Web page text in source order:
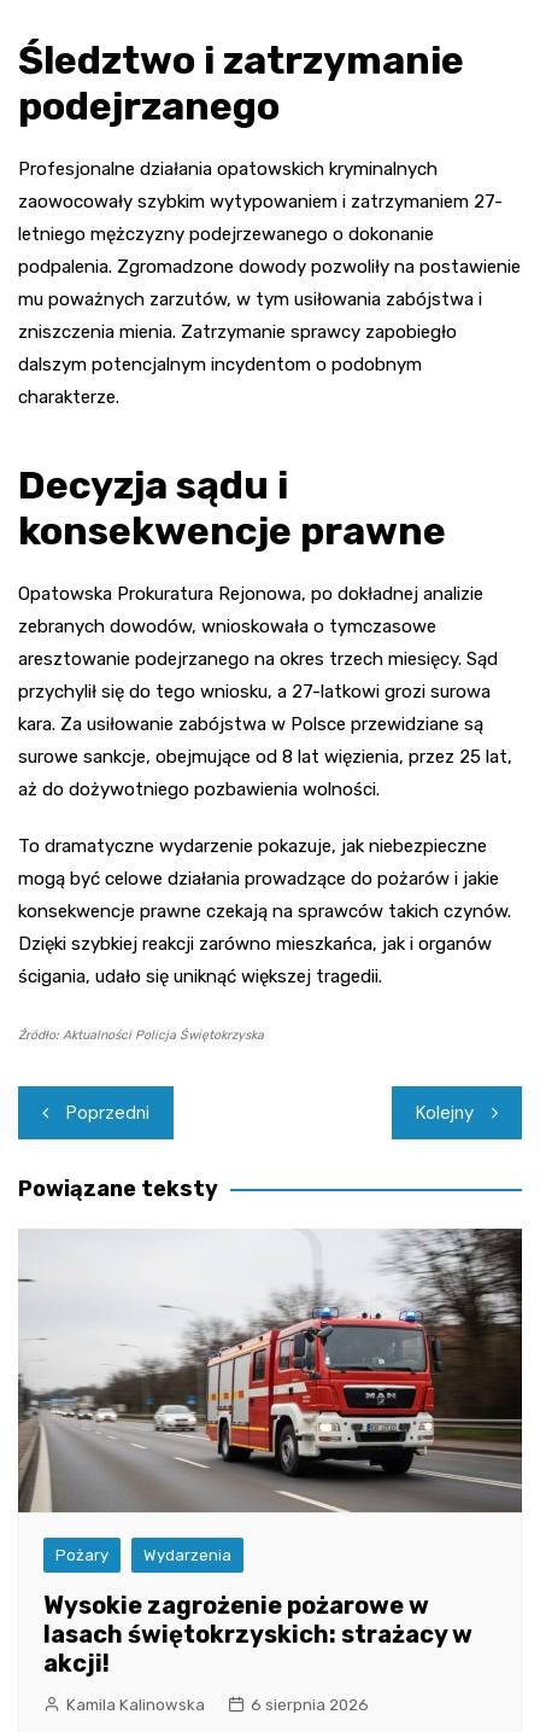
Śledztwo i zatrzymanie
podejrzanego
Profesjonalne działania opatowskich kryminalnych
zaowocowały szybkim wytypowaniem i zatrzymaniem 27-
letniego mężczyzny podejrzewanego o dokonanie
podpalenia. Zgromadzone dowody pozwoliły na postawienie
mu poważnych zarzutów, w tym usiłowania zabójstwa i
zniszczenia mienia. Zatrzymanie sprawcy zapobiegło
dalszym potencjalnym incydentom o podobnym
charakterze.
Decyzja sądu i
konsekwencje prawne
Opatowska Prokuratura Rejonowa, po dokładnej analizie
zebranych dowodów, wnioskowała o tymczasowe
aresztowanie podejrzanego na okres trzech miesięcy. Sąd
przychylił się do tego wniosku, a 27-latkowi grozi surowa
kara. Za usiłowanie zabójstwa w Polsce przewidziane są
surowe sankcje, obejmujące od 8 lat więzienia, przez 25 lat,
aż do dożywotniego pozbawienia wolności.
To dramatyczne wydarzenie pokazuje, jak niebezpieczne
mogą być celowe działania prowadzące do pożarów i jakie
konsekwencje prawne czekają na sprawców takich czynów.
Dzięki szybkiej reakcji zarówno mieszkańca, jak i organów
ścigania, udało się uniknąć większej tragedii.
Źródło: Aktualności Policja Świętokrzyska
Nawigacja
wpisu
Poprzedni Kolejny
Powiązane teksty
Pożary Wydarzenia
Wysokie zagrożenie pożarowe w
lasach świętokrzyskich: strażacy w
akcji!
Kamila Kalinowska 6 sierpnia 2026